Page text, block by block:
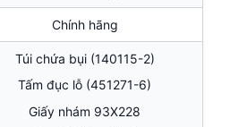
Chính hãng
Túi chứa bụi (140115-2)
Tấm đục lỗ (451271-6)
Giấy nhám 93X228